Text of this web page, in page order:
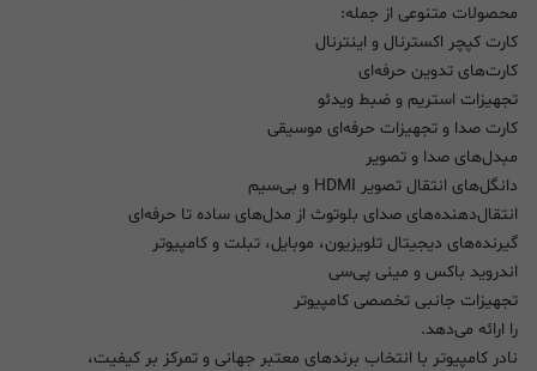
محصولات متنوعی از جمله:
کارت کپچر اکسترنال و اینترنال
کارت‌های تدوین حرفه‌ای
تجهیزات استریم و ضبط ویدئو
کارت صدا و تجهیزات حرفه‌ای موسیقی
مبدل‌های صدا و تصویر
دانگل‌های انتقال تصویر HDMI و بی‌سیم
انتقال‌دهنده‌های صدای بلوتوث از مدل‌های ساده تا حرفه‌ای
گیرنده‌های دیجیتال تلویزیون، موبایل، تبلت و کامپیوتر
اندروید باکس و مینی پی‌سی
تجهیزات جانبی تخصصی کامپیوتر
را ارائه می‌دهد.
نادر کامپیوتر با انتخاب برندهای معتبر جهانی و تمرکز بر کیفیت،